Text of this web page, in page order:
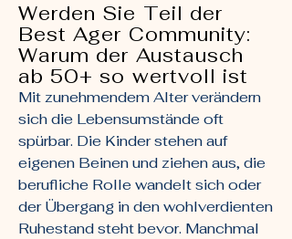
Werden Sie Teil der
Best Ager Community:
Warum der Austausch
ab 50+ so wertvoll ist
Mit zunehmendem Alter verändern
sich die Lebensumstände oft
spürbar. Die Kinder stehen auf
eigenen Beinen und ziehen aus, die
berufliche Rolle wandelt sich oder
der Übergang in den wohlverdienten
Ruhestand steht bevor. Manchmal